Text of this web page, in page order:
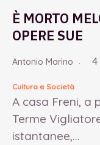
È MORTO
OPERE SUE
Antonio Marino 4
Cultura e Società
A casa Freni, a
Terme
istantanee,...